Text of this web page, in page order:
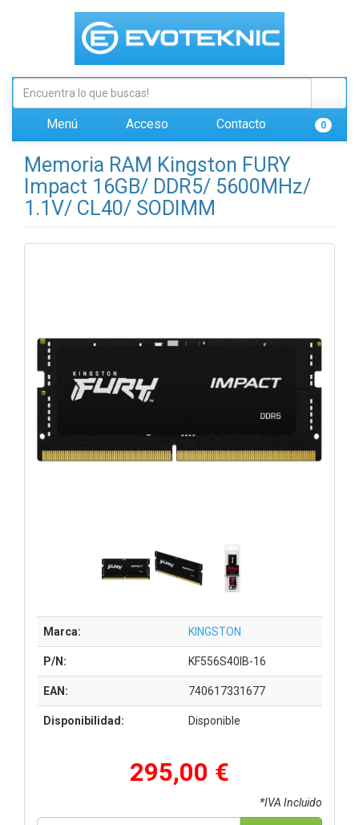
Menú Acceso Contacto 0
Memoria RAM Kingston FURY
Impact 16GB/ DDR5/ 5600MHz/
1.1V/ CL40/ SODIMM
Marca: KINGSTON
P/N: KF556S40IB-16
EAN: 740617331677
Disponibilidad: Disponible
295,00 €
*IVA Incluido